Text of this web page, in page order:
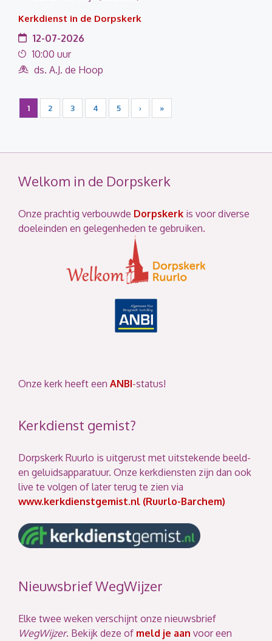
Kerkdienst in de Dorpskerk
12-07-2026
10:00 uur
ds. A.J. de Hoop
1 2 3 4 5 › »
Welkom in de Dorpskerk
Onze prachtig verbouwde Dorpskerk is voor diverse
doeleinden en gelegenheden te gebruiken.
Onze kerk heeft een ANBI-status!
Kerkdienst gemist?
Dorpskerk Ruurlo is uitgerust met uitstekende beeld-
en geluidsapparatuur. Onze kerkdiensten zijn dan ook
live te volgen of later terug te zien via
www.kerkdienstgemist.nl (Ruurlo-Barchem)
Nieuwsbrief WegWijzer
Elke twee weken verschijnt onze nieuwsbrief
WegWijzer. Bekijk deze of meld je aan voor een